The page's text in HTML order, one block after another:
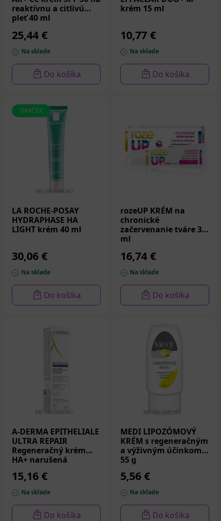
reaktívnu a citlivú
pleť 40 ml
25,44 €
Na sklade
Do košíka
krém 15 ml
10,77 €
Na sklade
Do košíka
DARČEK
LA ROCHE-POSAY
HYDRAPHASE HA
LIGHT krém 40 ml
30,06 €
Na sklade
Do košíka
rozeUP KRÉM na
chronické
začervenanie tváre 30
ml
16,74 €
Na sklade
Do košíka
A-DERMA EPITHELIALE
ULTRA REPAIR
Regeneračný krém
HA+ narušená
15,16 €
Na sklade
Do košíka
MEDI LIPOZÓMOVÝ
KRÉM s regeneračným
a výživným účinkom
55 g
5,56 €
Na sklade
Do košíka